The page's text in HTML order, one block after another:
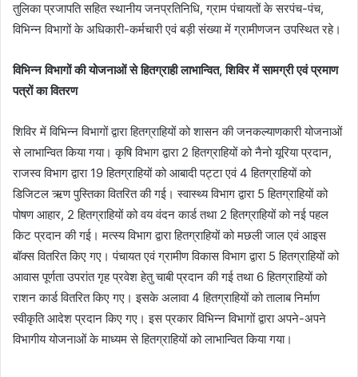
तुलिका प्रजापति सहित स्थानीय जनप्रतिनिधि, ग्राम पंचायतों के सरपंच-पंच,
विभिन्न विभागों के अधिकारी-कर्मचारी एवं बड़ी संख्या में ग्रामीणजन उपस्थित रहे।
विभिन्न विभागों की योजनाओं से हितग्राही लाभान्वित, शिविर में सामग्री एवं प्रमाण
पत्रों का वितरण
शिविर में विभिन्न विभागों द्वारा हितग्राहियों को शासन की जनकल्याणकारी योजनाओं
से लाभान्वित किया गया। कृषि विभाग द्वारा 2 हितग्राहियों को नैनो यूरिया प्रदान,
राजस्व विभाग द्वारा 19 हितग्राहियों को आबादी पट्टा एवं 4 हितग्राहियों को
डिजिटल ऋण पुस्तिका वितरित की गई। स्वास्थ्य विभाग द्वारा 5 हितग्राहियों को
पोषण आहार, 2 हितग्राहियों को वय वंदन कार्ड तथा 2 हितग्राहियों को नई पहल
किट प्रदान की गई। मत्स्य विभाग द्वारा हितग्राहियों को मछली जाल एवं आइस
बॉक्स वितरित किए गए। पंचायत एवं ग्रामीण विकास विभाग द्वारा 5 हितग्राहियों को
आवास पूर्णता उपरांत गृह प्रवेश हेतु चाबी प्रदान की गई तथा 6 हितग्राहियों को
राशन कार्ड वितरित किए गए। इसके अलावा 4 हितग्राहियों को तालाब निर्माण
स्वीकृति आदेश प्रदान किए गए। इस प्रकार विभिन्न विभागों द्वारा अपने-अपने
विभागीय योजनाओं के माध्यम से हितग्राहियों को लाभान्वित किया गया।